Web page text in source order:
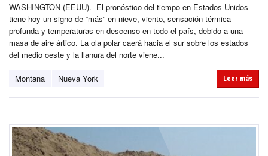
WASHINGTON (EEUU).- El pronóstico del tiempo en Estados Unidos
tiene hoy un signo de “más” en nieve, viento, sensación térmica
profunda y temperaturas en descenso en todo el país, debido a una
masa de aire ártico. La ola polar caerá hacia el sur sobre los estados
del medio oeste y la llanura del norte viene...
Montana Nueva York Leer más